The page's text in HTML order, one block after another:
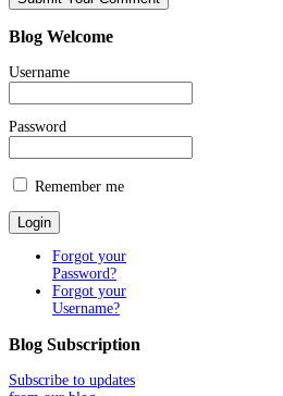
Blog Welcome
Username
Password
Remember me
Forgot your
Password?
Forgot your
Username?
Blog Subscription
Subscribe to updates